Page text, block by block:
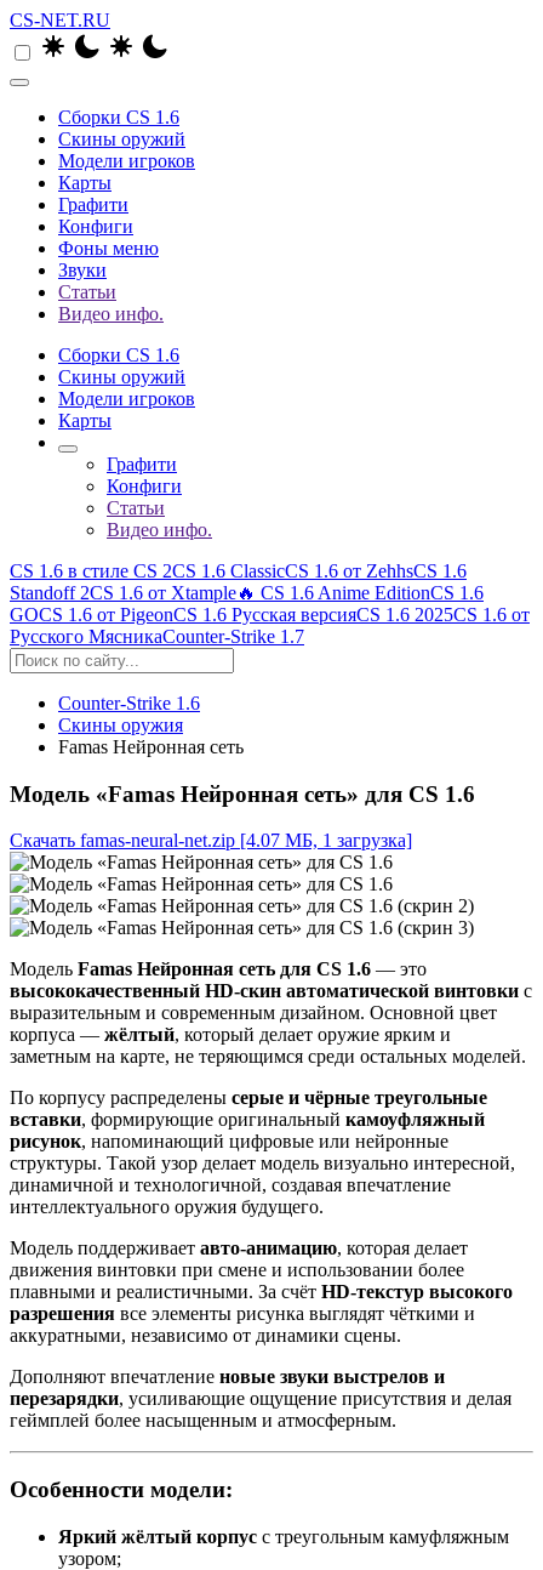
CS-NET.RU
Сборки CS 1.6
Скины оружий
Модели игроков
Карты
Графити
Конфиги
Фоны меню
Звуки
Статьи
Видео инфо.
Сборки CS 1.6
Скины оружий
Модели игроков
Карты
Графити
Конфиги
Статьи
Видео инфо.
CS 1.6 в стиле CS 2CS 1.6 ClassicCS 1.6 от ZehhsCS 1.6
Standoff 2CS 1.6 от Xtample🔥 CS 1.6 Anime EditionCS 1.6
GOCS 1.6 от PigeonCS 1.6 Русская версияCS 1.6 2025CS 1.6 от
Русского МясникаCounter-Strike 1.7
Counter-Strike 1.6
Скины оружия
Famas Нейронная сеть
Модель «Famas Нейронная сеть» для CS 1.6
Скачать famas-neural-net.zip [4.07 МБ, 1 загрузка]
Модель Famas Нейронная сеть для CS 1.6 — это
высококачественный HD-скин автоматической винтовки с
выразительным и современным дизайном. Основной цвет
корпуса — жёлтый, который делает оружие ярким и
заметным на карте, не теряющимся среди остальных моделей.
По корпусу распределены серые и чёрные треугольные
вставки, формирующие оригинальный камоуфляжный
рисунок, напоминающий цифровые или нейронные
структуры. Такой узор делает модель визуально интересной,
динамичной и технологичной, создавая впечатление
интеллектуального оружия будущего.
Модель поддерживает авто-анимацию, которая делает
движения винтовки при смене и использовании более
плавными и реалистичными. За счёт HD-текстур высокого
разрешения все элементы рисунка выглядят чёткими и
аккуратными, независимо от динамики сцены.
Дополняют впечатление новые звуки выстрелов и
перезарядки, усиливающие ощущение присутствия и делая
геймплей более насыщенным и атмосферным.
Особенности модели:
Яркий жёлтый корпус с треугольным камуфляжным
узором;